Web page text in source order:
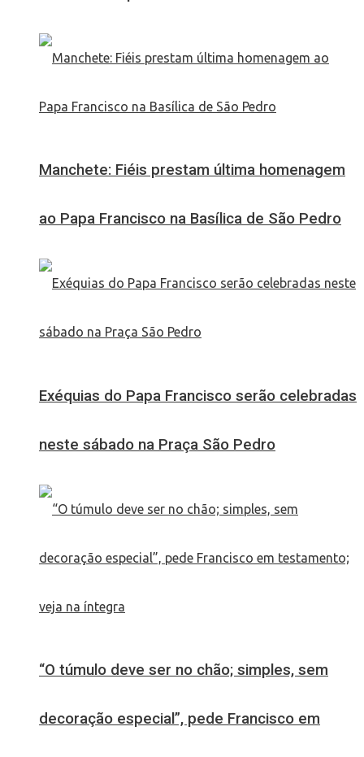
Manchete: Fiéis prestam última homenagem
ao Papa Francisco na Basílica de São Pedro
Exéquias do Papa Francisco serão celebradas
neste sábado na Praça São Pedro
“O túmulo deve ser no chão; simples, sem
decoração especial”, pede Francisco em